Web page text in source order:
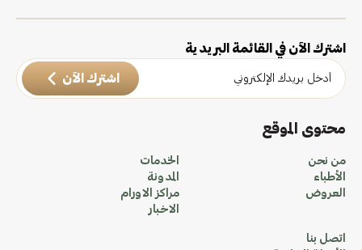
اشترك الآن في القائمة البريدية
اشترك الآن
محتوى الموقع
من نحن
الأطباء
العروض
الخدمات
المدونة
مراكز الاورام
الاخبار
اتصل بنا